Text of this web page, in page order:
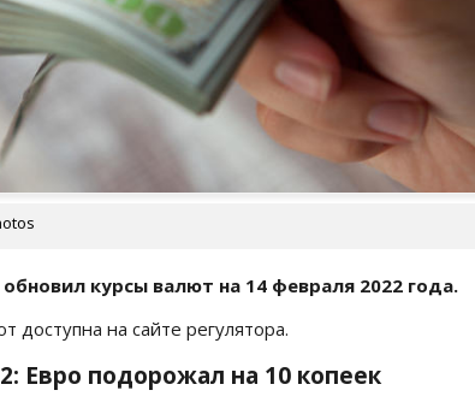
курсы валют на 14 февраля 2022 года.
доступна на сайте регулятора.
Евро подорожал на 10 копеек